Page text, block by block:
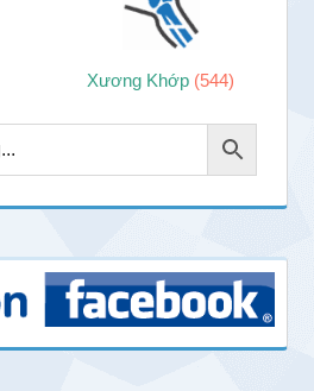
Xương Khớp (544)